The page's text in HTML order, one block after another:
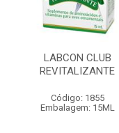
LABCON CLUB
REVITALIZANTE
Código: 1855
Embalagem: 15ML